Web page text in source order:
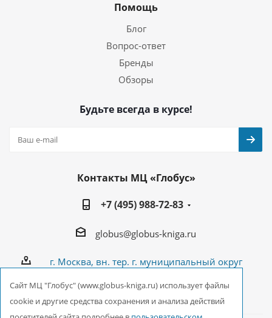
Помощь
Блог
Вопрос-ответ
Бренды
Обзоры
Будьте всегда в курсе!
Контакты МЦ «Глобус»
+7 (495) 988-72-83
globus@globus-kniga.ru
г. Москва, вн. тер. г. муниципальный округ
Cайт МЦ "Глобус" (www.globus-kniga.ru) использует файлы
cookie и другие средства сохранения и анализа действий